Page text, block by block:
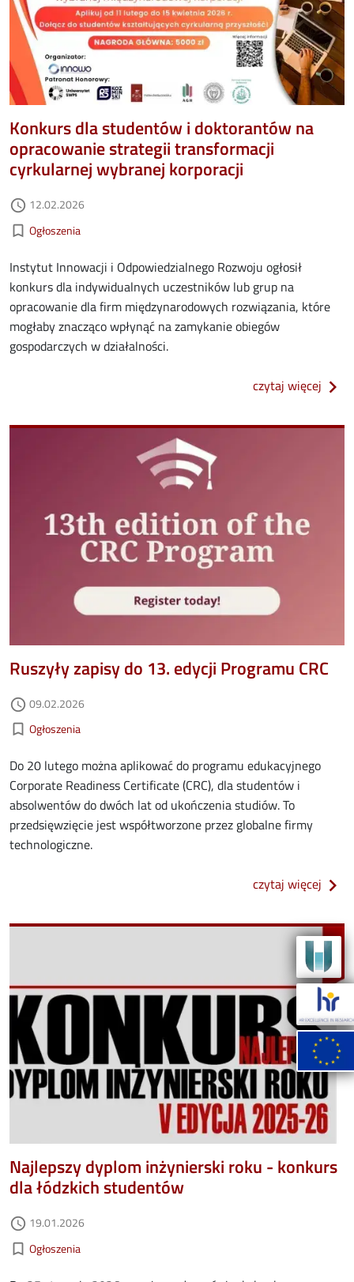
Konkurs dla studentów i doktorantów na
opracowanie strategii transformacji
cyrkularnej wybranej korporacji
access_time Data dodania
12.02.2026
bookmark_border Kategorie aktualności
Ogłoszenia
Instytut Innowacji i Odpowiedzialnego Rozwoju ogłosił
konkurs dla indywidualnych uczestników lub grup na
opracowanie dla firm międzynarodowych rozwiązania, które
mogłaby znacząco wpłynąć na zamykanie obiegów
gospodarczych w działalności.
czytaj więcej o
Image
Ruszyły zapisy do 13. edycji Programu CRC
access_time Data dodania
09.02.2026
bookmark_border Kategorie aktualności
Ogłoszenia
Do 20 lutego można aplikować do programu edukacyjnego
Corporate Readiness Certificate (CRC), dla studentów i
absolwentów do dwóch lat od ukończenia studiów. To
przedsięwzięcie jest współtworzone przez globalne firmy
technologiczne.
czytaj więcej o
Image
Najlepszy dyplom inżynierski roku - konkurs
dla łódzkich studentów
access_time Data dodania
19.01.2026
bookmark_border Kategorie aktualności
Ogłoszenia